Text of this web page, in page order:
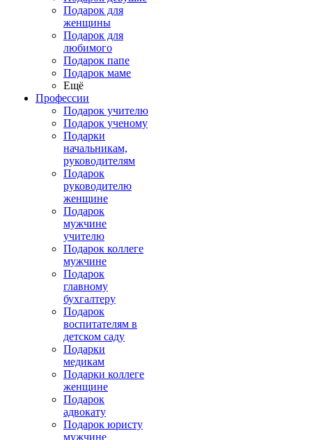
Подарок для
женщины
Подарок для
любимого
Подарок папе
Подарок маме
Ещё
Профессии
Подарок учителю
Подарок ученому
Подарки
начальникам,
руководителям
Подарок
руководителю
женщине
Подарок
мужчине
учителю
Подарок коллеге
мужчине
Подарок
главному
бухгалтеру
Подарок
воспитателям в
детском саду
Подарки
медикам
Подарки коллеге
женщине
Подарок
адвокату
Подарок юристу
мужчине